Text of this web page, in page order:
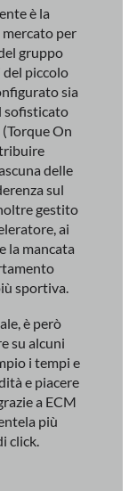
è la
per
gruppo
piccolo
sia
sofisticato
On
delle
sul
gestito
ai
la mancata
sportiva.
è però
su alcuni
i tempi e
e piacere
a ECM
più
click.